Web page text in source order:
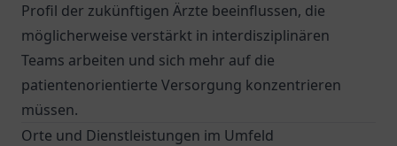
Profil der zukünftigen Ärzte beeinflussen, die
möglicherweise verstärkt in interdisziplinären
Teams arbeiten und sich mehr auf die
patientenorientierte Versorgung konzentrieren
müssen.
Orte und Dienstleistungen im Umfeld